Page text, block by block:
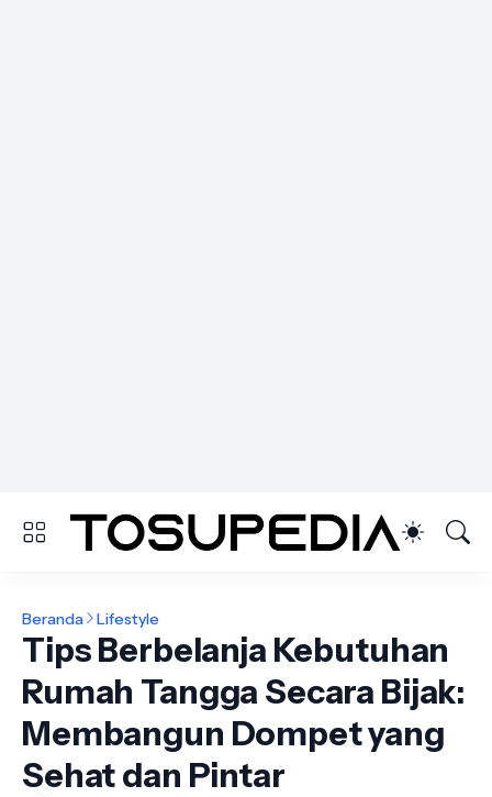
Beranda Lifestyle
Tips Berbelanja Kebutuhan
Rumah Tangga Secara Bijak:
Membangun Dompet yang
Sehat dan Pintar